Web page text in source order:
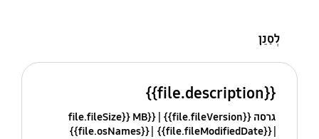
לְסַנֵן
{{file.description}}
גרסה {{file.fileVersion}}
{{file.fileSize}} MB
{{file.fileModifiedDate}}
{{file.osNames}}